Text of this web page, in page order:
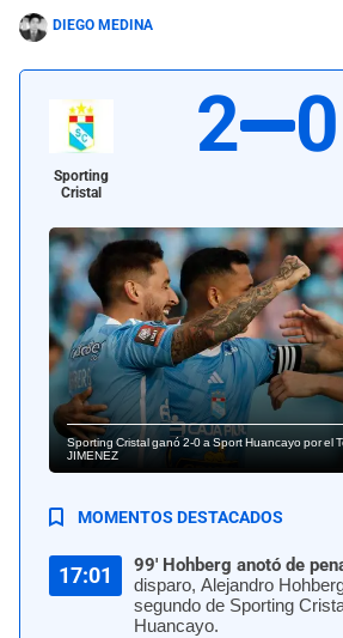
DIEGO MEDINA
Sporting
Cristal
2 0
Sporting Cristal ganó 2-0 a Sport Huancayo por el
JIMENEZ
MOMENTOS DESTACADOS
17:01 99' Hohberg anotó de
disparo, Alejandro
segundo de Sporting
Huancayo.